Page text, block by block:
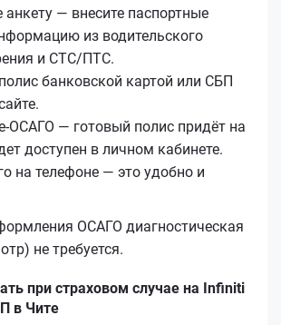
анкету — внесите паспортные
из водительского
и СТС/ПТС.
банковской картой или СБП
— готовый полис придёт на
доступен в личном кабинете.
на телефоне — это удобно и
ОСАГО диагностическая
не требуется.
при страховом случае на Infiniti
в Чите